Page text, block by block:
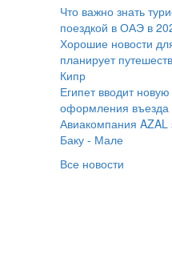
Что важно знать
поездкой в ОАЭ в
Хорошие новости
планирует
Кипр
Египет вводит
оформления въезда
Авиакомпания AZAL
Баку - Мале
Все новости